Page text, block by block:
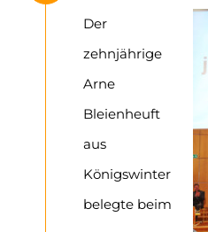
Der
zehnjährige
Arne
Bleienheuft
aus
Königswinter
belegte beim